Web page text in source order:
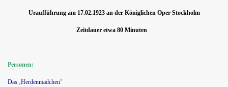
Uraufführung am 17.02.1923 an der Königlichen Oper Stockholm
Zeitdauer etwa 80 Minuten
Personen:
Das ‚Herdenmädchen’